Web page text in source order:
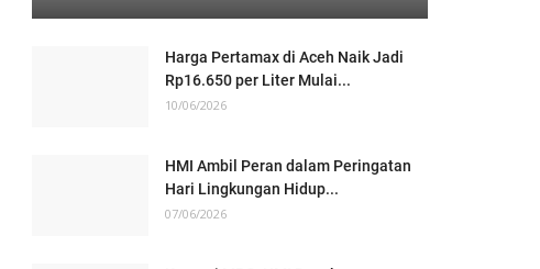
Harga Pertamax di Aceh Naik Jadi
Rp16.650 per Liter Mulai...
10/06/2026
HMI Ambil Peran dalam Peringatan
Hari Lingkungan Hidup...
07/06/2026